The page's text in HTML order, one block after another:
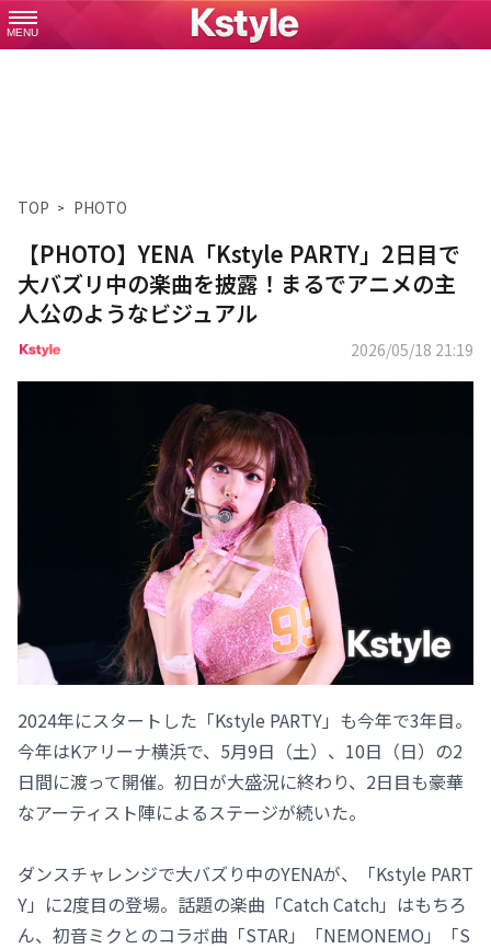
MENU
TOP PHOTO
【PHOTO】YENA「Kstyle PARTY」2日目で
大バズリ中の楽曲を披露！まるでアニメの主
人公のようなビジュアル
2026/05/18 21:19
2024年にスタートした「Kstyle PARTY」も今年で3年目。
今年はKアリーナ横浜で、5月9日（土）、10日（日）の2
日間に渡って開催。初日が大盛況に終わり、2日目も豪華
なアーティスト陣によるステージが続いた。
ダンスチャレンジで大バズり中のYENAが、「Kstyle PART
Y」に2度目の登場。話題の楽曲「Catch Catch」はもちろ
ん、初音ミクとのコラボ曲「STAR」「NEMONEMO」「S